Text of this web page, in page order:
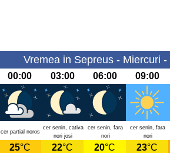
Vremea in Sepreus - Miercuri
00:00 03:00 06:00 09:00
cer partial noros
cer senin, cativa
nori josi
cer senin, fara
nori
cer senin, fara
nori
25°C 22°C 20°C 23°C